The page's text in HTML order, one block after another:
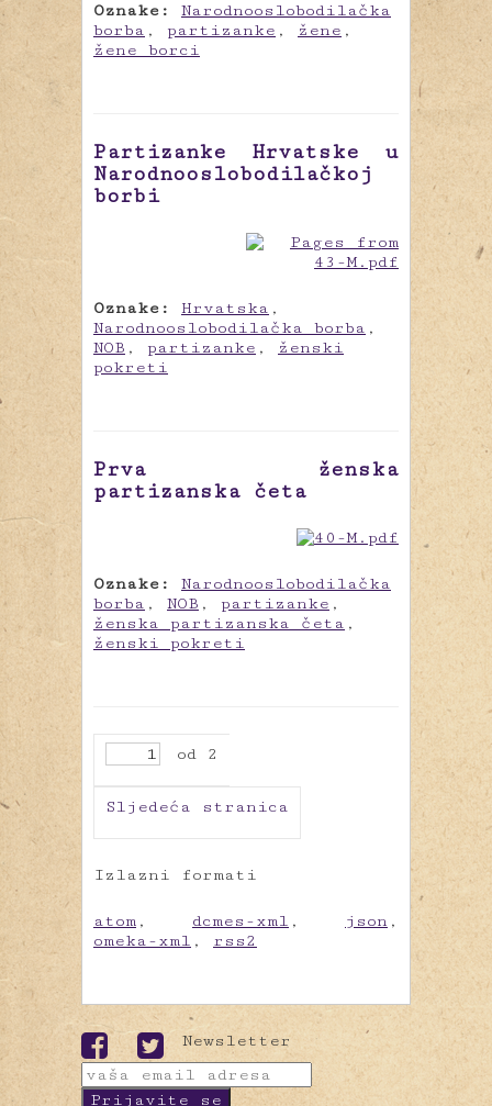
Oznake:
Narodnooslobodilačka
borba , partizanke , žene ,
žene borci
Partizanke Hrvatske u
Narodnooslobodilačkoj
borbi
Oznake: Hrvatska ,
Narodnooslobodilačka borba ,
NOB , partizanke ,
ženski
pokreti
Prva ženska
partizanska četa
Oznake:
Narodnooslobodilačka
borba , NOB , partizanke ,
ženska partizanska četa ,
ženski pokreti
od 2
Sljedeća stranica
Izlazni formati
atom , dcmes-xml , json ,
omeka-xml , rss2
Newsletter